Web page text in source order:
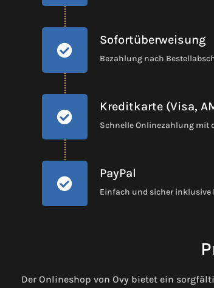
Sofortüberweisung
Bezahlung nach
Kreditkarte (Visa,
Schnelle Onlinezahlung mit
PayPal
Einfach und sicher inklusive
Der Onlineshop von Ovy bietet ein